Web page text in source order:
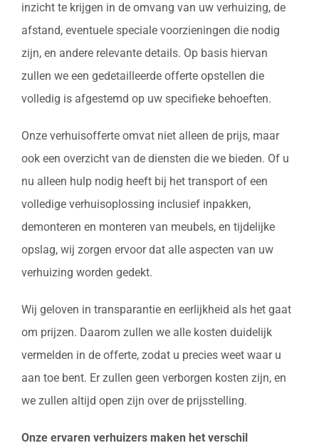
inzicht te krijgen in de omvang van uw verhuizing, de
afstand, eventuele speciale voorzieningen die nodig
zijn, en andere relevante details. Op basis hiervan
zullen we een gedetailleerde offerte opstellen die
volledig is afgestemd op uw specifieke behoeften.
Onze verhuisofferte omvat niet alleen de prijs, maar
ook een overzicht van de diensten die we bieden. Of u
nu alleen hulp nodig heeft bij het transport of een
volledige verhuisoplossing inclusief inpakken,
demonteren en monteren van meubels, en tijdelijke
opslag, wij zorgen ervoor dat alle aspecten van uw
verhuizing worden gedekt.
Wij geloven in transparantie en eerlijkheid als het gaat
om prijzen. Daarom zullen we alle kosten duidelijk
vermelden in de offerte, zodat u precies weet waar u
aan toe bent. Er zullen geen verborgen kosten zijn, en
we zullen altijd open zijn over de prijsstelling.
Onze ervaren verhuizers maken het verschil